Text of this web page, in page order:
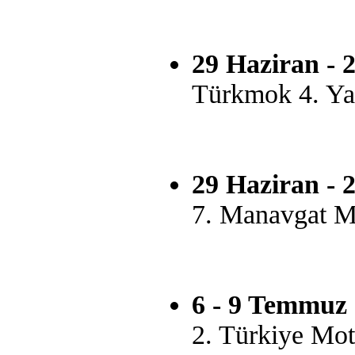
29 Haziran -
Türkmok 4.
29 Haziran -
7. Manavgat
6 - 9
2. Türkiye